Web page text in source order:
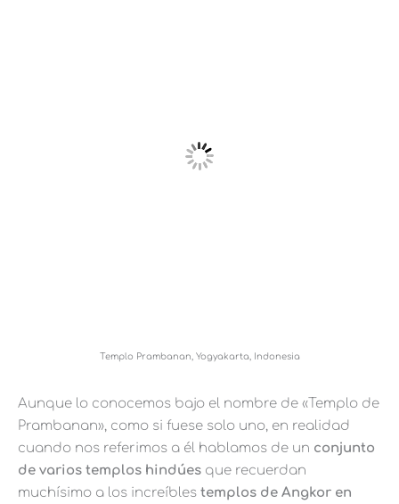
Templo Prambanan, Yogyakarta, Indonesia
Aunque lo conocemos bajo el nombre de «Templo de
Prambanan», como si fuese solo uno, en realidad
cuando nos referimos a él hablamos de un conjunto
de varios templos hindúes que recuerdan
muchísimo a los increíbles templos de Angkor en